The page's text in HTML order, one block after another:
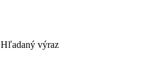
Hľadaný výraz